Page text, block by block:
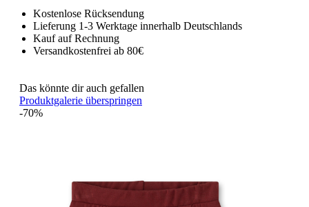
Kostenlose Rücksendung
Lieferung 1-3 Werktage innerhalb Deutschlands
Kauf auf Rechnung
Versandkostenfrei ab 80€
Das könnte dir auch gefallen
Produktgalerie überspringen
-70%